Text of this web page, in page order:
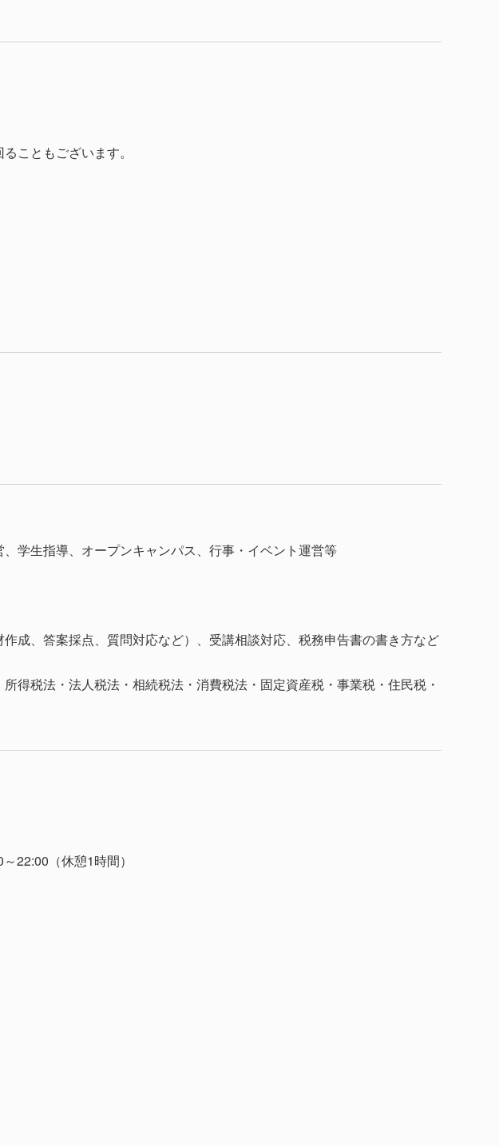
こともございます。
学生指導、オープンキャンパス、行事・イベント運営等
成、答案採点、質問対応など）、受講相談対応、税務申告書の書き方など
得税法・法人税法・相続税法・消費税法・固定資産税・事業税・住民税・
22:00（休憩1時間）